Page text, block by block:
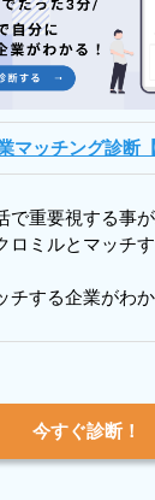
マッチング診断【
で重要視する事
ロミルとマッチ
チする企業がわ
今すぐ診断！